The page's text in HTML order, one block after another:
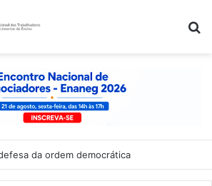
da ordem democrática